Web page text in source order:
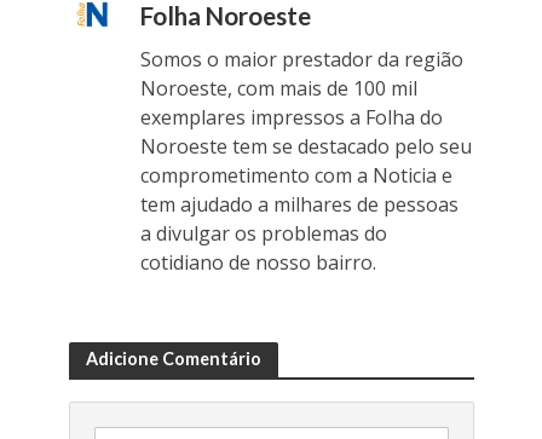
Folha Noroeste
Somos o maior prestador da região
Noroeste, com mais de 100 mil
exemplares impressos a Folha do
Noroeste tem se destacado pelo seu
comprometimento com a Noticia e
tem ajudado a milhares de pessoas
a divulgar os problemas do
cotidiano de nosso bairro.
Adicione Comentário